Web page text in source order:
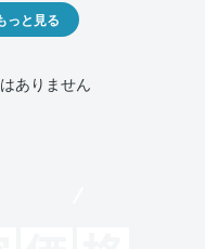
っと見る
ありません